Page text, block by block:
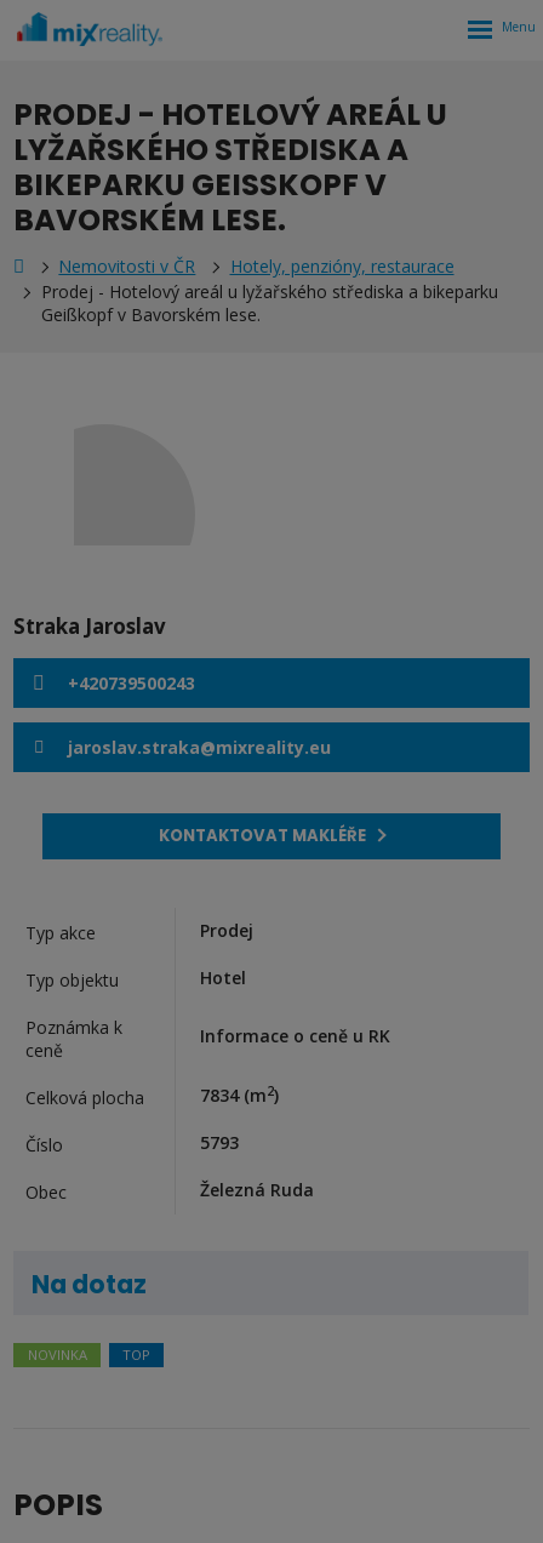
PRODEJ - HOTELOVÝ AREÁL U
LYŽAŘSKÉHO STŘEDISKA A
BIKEPARKU GEISSKOPF V B
AVORSKÉM LESE.
Nemovitosti v ČR
Hotely, penzióny, restaurace
Prodej - Hotelový areál u lyžařského střediska a bikeparku
Geißkopf v Bavorském lese.
Straka Jaroslav
+420739500243
jaroslav.straka@mixreality.eu
KONTAKTOVAT MAKLÉŘE
Typ akce Prodej
Typ objektu Hotel
Poznámka k
ceně
Informace o ceně u RK
Celková plocha 7834 (m2)
Číslo 5793
Obec Železná Ruda
Na dotaz
NOVINKA TOP
POPIS